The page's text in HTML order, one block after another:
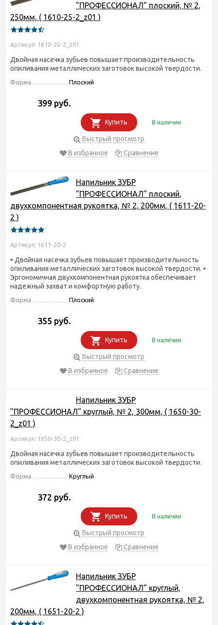
"ПРОФЕССИОНАЛ" плоский, № 2,
250мм, ( 1610-25-2_z01 )
Артикул: 1610-25-2_z01
Двойная насечка зубьев повышает производительность
опиливания металлических заготовок высокой твердости.
Форма Плоский
399 руб.
Купить В наличии
Быстрый просмотр
В избранное
Сравнение
Напильник ЗУБР
"ПРОФЕССИОНАЛ" плоский,
двухкомпонентная рукоятка, № 2, 200мм, ( 1611-20-
2 )
Артикул: 1611-20-2
• Двойная насечка зубьев повышает производительность
опиливания металлических заготовок высокой твердости. •
Эргономичная двухкомпонентная рукоятка обеспечивает
надежный захват и комфортную работу.
Форма Плоский
355 руб.
Купить В наличии
Быстрый просмотр
В избранное
Сравнение
Напильник ЗУБР
"ПРОФЕССИОНАЛ" круглый, № 2, 300мм, ( 1650-30-
2_z01 )
Артикул: 1650-30-2_z01
Двойная насечка зубьев повышает производительность
опиливания металлических заготовок высокой твердости.
Форма Круглый
372 руб.
Купить В наличии
Быстрый просмотр
В избранное
Сравнение
Напильник ЗУБР
"ПРОФЕССИОНАЛ" круглый,
двухкомпонентная рукоятка, № 2,
200мм, ( 1651-20-2 )